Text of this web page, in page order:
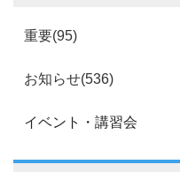
重要(95)
お知らせ(536)
イベント・講習会